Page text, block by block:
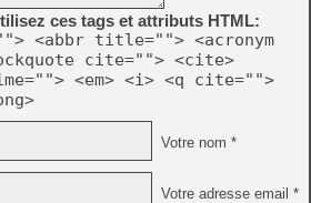
ces tags et attributs HTML:
<abbr title=""> <acronym
cite=""> <cite>
<em> <i> <q cite="">
Votre nom *
Votre adresse email *